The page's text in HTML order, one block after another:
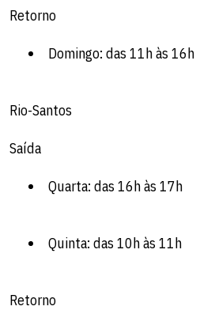
Retorno
Domingo: das 11h às 16h
Rio-Santos
Saída
Quarta: das 16h às 17h
Quinta: das 10h às 11h
Retorno